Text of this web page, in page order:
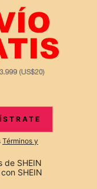
Suscribir
Términos y
de SHEIN
SHEIN